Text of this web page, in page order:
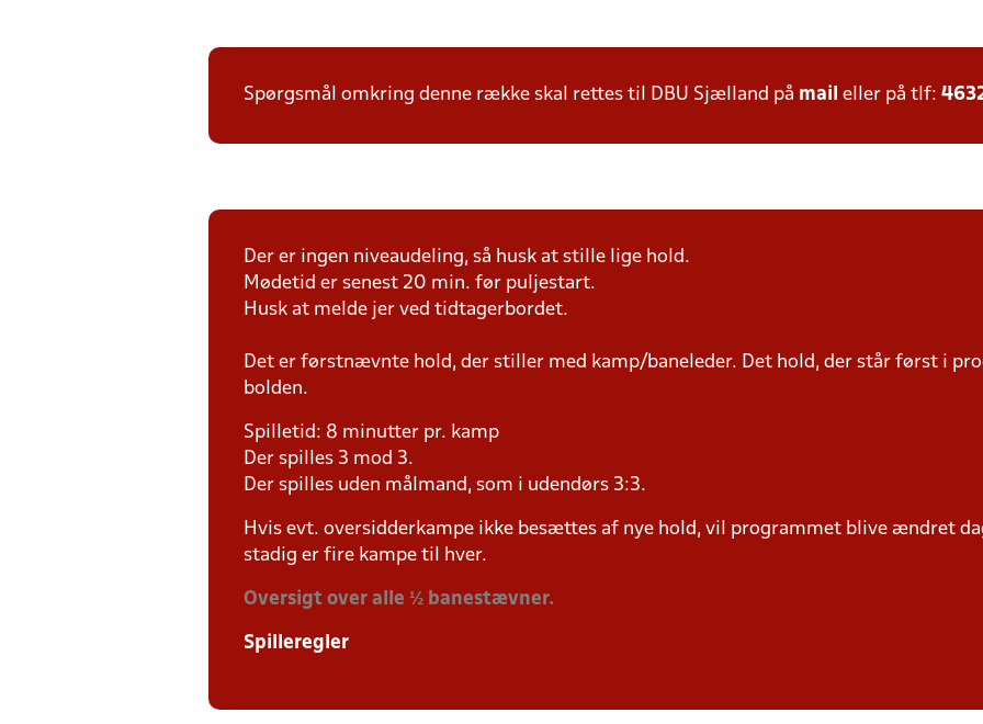
Spørgsmål omkring denne række skal rettes til DBU Sjælland på mail eller på tlf:
Der er ingen niveaudeling, så husk at stille lige hold.
Mødetid er senest 20 min. før puljestart.
Husk at melde jer ved tidtagerbordet.
Det er førstnævnte hold, der stiller med kamp/baneleder. Det hold, der står først i
bolden.
Spilletid: 8 minutter pr. kamp
Der spilles 3 mod 3.
Der spilles uden målmand, som i udendørs 3:3.
Hvis evt. oversidderkampe ikke besættes af nye hold, vil programmet blive ændret
stadig er fire kampe til hver.
Oversigt over alle ½ banestævner.
Spilleregler